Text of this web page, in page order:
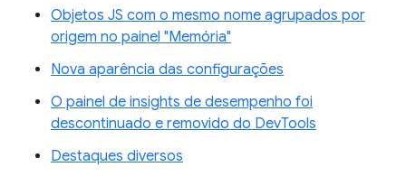
Objetos JS com o mesmo nome agrupados por
origem no painel "Memória"
Nova aparência das configurações
O painel de insights de desempenho foi
descontinuado e removido do DevTools
Destaques diversos